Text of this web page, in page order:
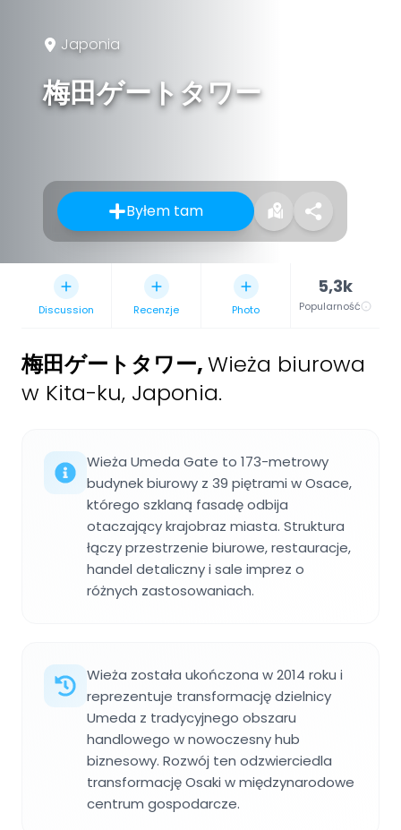
Japonia
梅田ゲートタワー
Byłem tam
Discussion Recenzje Photo
5,3k
Popularność
梅田ゲートタワー,Wieża biurowa
w Kita-ku, Japonia.
Wieża Umeda Gate to 173-metrowy
budynek biurowy z 39 piętrami w Osace,
którego szklaną fasadę odbija
otaczający krajobraz miasta. Struktura
łączy przestrzenie biurowe, restauracje,
handel detaliczny i sale imprez o
różnych zastosowaniach.
Wieża została ukończona w 2014 roku i
reprezentuje transformację dzielnicy
Umeda z tradycyjnego obszaru
handlowego w nowoczesny hub
biznesowy. Rozwój ten odzwierciedla
transformację Osaki w międzynarodowe
centrum gospodarcze.